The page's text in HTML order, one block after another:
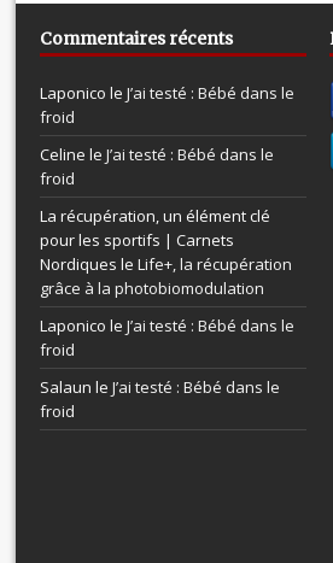
Commentaires récents
Laponico le J’ai testé : Bébé dans le
froid
Celine le J’ai testé : Bébé dans le
froid
La récupération, un élément clé
pour les sportifs | Carnets
Nordiques le Life+, la récupération
grâce à la photobiomodulation
Laponico le J’ai testé : Bébé dans le
froid
Salaun le J’ai testé : Bébé dans le
froid